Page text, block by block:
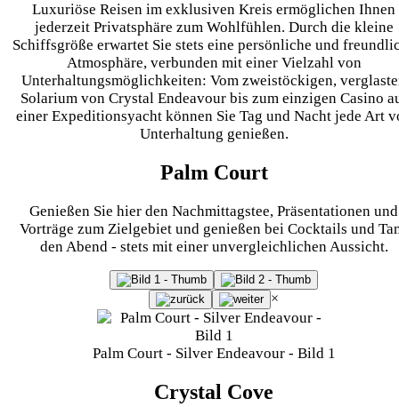
Luxuriöse Reisen im exklusiven Kreis ermöglichen Ihnen
jederzeit Privatsphäre zum Wohlfühlen. Durch die kleine
Schiffsgröße erwartet Sie stets eine persönliche und
Atmosphäre, verbunden mit einer Vielzahl von
Unterhaltungsmöglichkeiten: Vom zweistöckigen,
Solarium von Crystal Endeavour bis zum einzigen Casino
einer Expeditionsyacht können Sie Tag und Nacht jede Art
Unterhaltung genießen.
Palm Court
Genießen Sie hier den Nachmittagstee, Präsentationen und
Vorträge zum Zielgebiet und genießen bei Cocktails und
den Abend - stets mit einer unvergleichlichen Aussicht.
×
Palm Court - Silver Endeavour - Bild 1
Crystal Cove